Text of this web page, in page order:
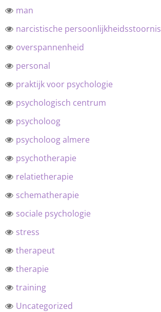
man
narcistische persoonlijkheidsstoornis
overspannenheid
personal
praktijk voor psychologie
psychologisch centrum
psycholoog
psycholoog almere
psychotherapie
relatietherapie
schematherapie
sociale psychologie
stress
therapeut
therapie
training
Uncategorized